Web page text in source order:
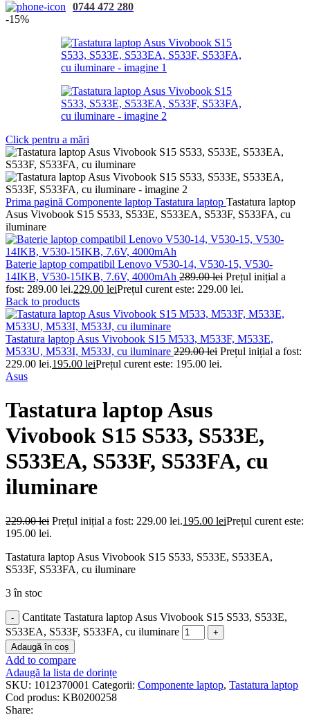
0744 472 280
-15%
Click pentru a mări
Prima pagină Componente laptop Tastatura laptop Tastatura laptop
Asus Vivobook S15 S533, S533E, S533EA, S533F, S533FA, cu
iluminare
Baterie laptop compatibil Lenovo V530-14, V530-15, V530-
14IKB, V530-15IKB, 7.6V, 4000mAh 289.00lei Prețul inițial a
fost: 289.00 lei.229.00 leiPrețul curent este: 229.00 lei.
Back to products
Tastatura laptop Asus Vivobook S15 M533, M533F, M533E,
M533U, M533I, M533J, cu iluminare 229.00lei Prețul inițial a fost:
229.00 lei.195.00 leiPrețul curent este: 195.00 lei.
Asus
Tastatura laptop Asus
Vivobook S15 S533, S533E,
S533EA, S533F, S533FA, cu
iluminare
229.00lei Prețul inițial a fost: 229.00 lei.195.00 leiPrețul curent este:
195.00 lei.
Tastatura laptop Asus Vivobook S15 S533, S533E, S533EA,
S533F, S533FA, cu iluminare
3 în stoc
Cantitate Tastatura laptop Asus Vivobook S15 S533, S533E,
S533EA, S533F, S533FA, cu iluminare
Adaugă în coș
Add to compare
Adaugă la lista de dorințe
SKU: 1012370001 Categorii: Componente laptop, Tastatura laptop
Cod produs: KB0200258
Share: